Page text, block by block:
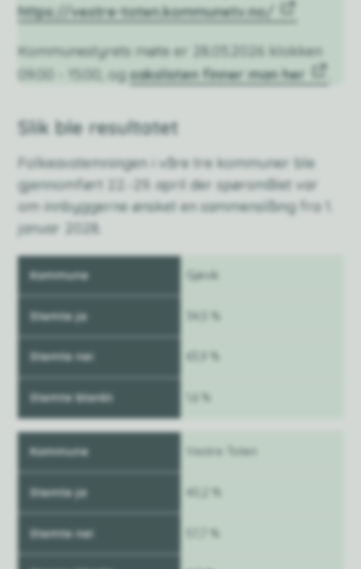
https://vestre-toten.kommunetv.no/
Kommunestyrets møte er 28.05.2026 klokken
09.00 - 15.00, ogsakslisten finner man her
Slik ble resultatet
Folkeavstemningen i våre tre kommuner ble
gjennomført 22.-29. april der spørsmålet var
om innbyggerne ønsket en sammenslåing fra 1.
januar 2028.
Kommune
Gjøvik
34,5 %
Vestre Toten